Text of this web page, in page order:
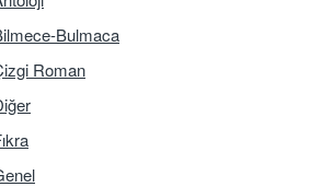
Bulmaca
Roman